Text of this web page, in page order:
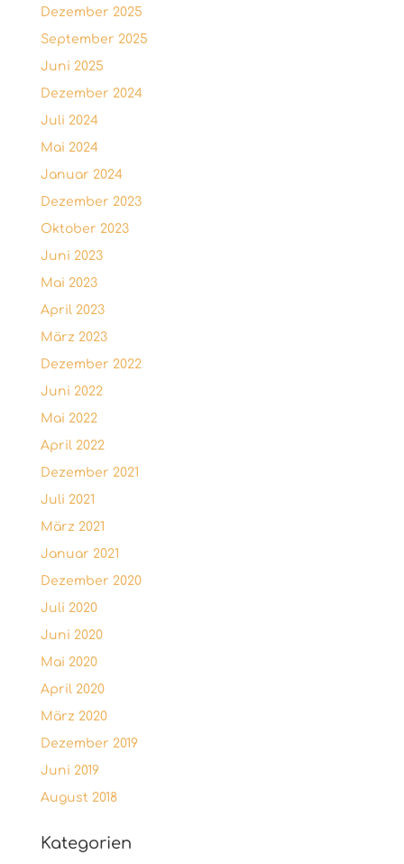
Dezember 2025
September 2025
Juni 2025
Dezember 2024
Juli 2024
Mai 2024
Januar 2024
Dezember 2023
Oktober 2023
Juni 2023
Mai 2023
April 2023
März 2023
Dezember 2022
Juni 2022
Mai 2022
April 2022
Dezember 2021
Juli 2021
März 2021
Januar 2021
Dezember 2020
Juli 2020
Juni 2020
Mai 2020
April 2020
März 2020
Dezember 2019
Juni 2019
August 2018
Kategorien